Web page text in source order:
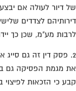
דיור לעולה אם יבצעו
לצדדים
מע"מ, שכן כך
פסק דין זה גם סייג
מגמת הפסיקה גם
כי הזכאות לפיצוי